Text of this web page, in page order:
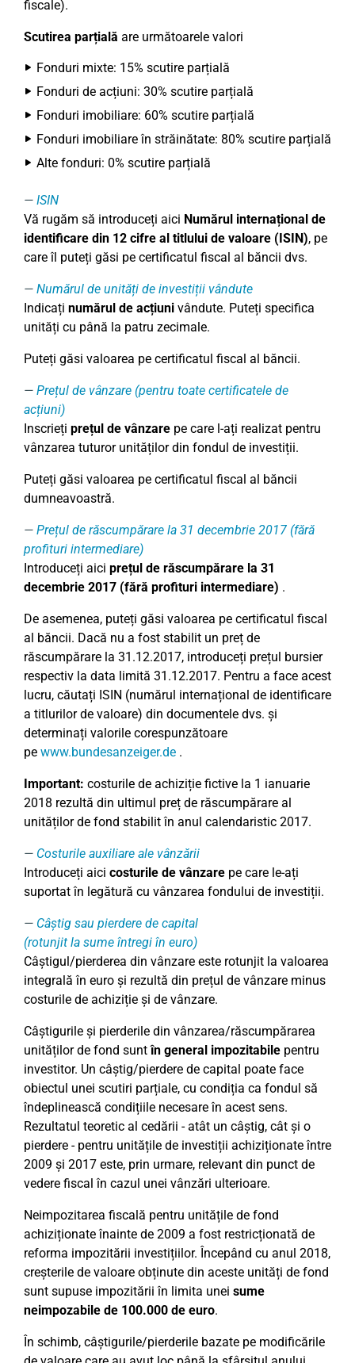
fiscale).
Scutirea parțială are următoarele valori
Fonduri mixte: 15% scutire parțială
Fonduri de acțiuni: 30% scutire parțială
Fonduri imobiliare: 60% scutire parțială
Fonduri imobiliare în străinătate: 80% scutire parțială
Alte fonduri: 0% scutire parțială
ISIN
Vă rugăm să introduceți aici Numărul internațional de
identificare din 12 cifre al titlului de valoare (ISIN), pe
care îl puteți găsi pe certificatul fiscal al băncii dvs.
Numărul de unități de investiții vândute
Indicați numărul de acțiuni vândute. Puteți specifica
unități cu până la patru zecimale.
Puteți găsi valoarea pe certificatul fiscal al băncii.
Prețul de vânzare (pentru toate certificatele de
acțiuni)
Inscrieți prețul de vânzare pe care l-ați realizat pentru
vânzarea tuturor unităților din fondul de investiții.
Puteți găsi valoarea pe certificatul fiscal al băncii
dumneavoastră.
Prețul de răscumpărare la 31 decembrie 2017 (fără
profituri intermediare)
Introduceți aici prețul de răscumpărare la 31
decembrie 2017 (fără profituri intermediare) .
De asemenea, puteți găsi valoarea pe certificatul fiscal
al băncii. Dacă nu a fost stabilit un preț de
răscumpărare la 31.12.2017, introduceți prețul bursier
respectiv la data limită 31.12.2017. Pentru a face acest
lucru, căutați ISIN (numărul internațional de identificare
a titlurilor de valoare) din documentele dvs. și
determinați valorile corespunzătoare
pe www.bundesanzeiger.de .
Important: costurile de achiziție fictive la 1 ianuarie
2018 rezultă din ultimul preț de răscumpărare al
unităților de fond stabilit în anul calendaristic 2017.
Costurile auxiliare ale vânzării
Introduceți aici costurile de vânzare pe care le-ați
suportat în legătură cu vânzarea fondului de investiții.
Câștig sau pierdere de capital
(rotunjit la sume întregi în euro)
Câștigul/pierderea din vânzare este rotunjit la valoarea
integrală în euro și rezultă din prețul de vânzare minus
costurile de achiziție și de vânzare.
Câștigurile și pierderile din vânzarea/răscumpărarea
unităților de fond suntîn general impozitabile pentru
investitor. Un câștig/pierdere de capital poate face
obiectul unei scutiri parțiale, cu condiția ca fondul să
îndeplinească condițiile necesare în acest sens.
Rezultatul teoretic al cedării - atât un câștig, cât și o
pierdere - pentru unitățile de investiții achiziționate între
2009 și 2017 este, prin urmare, relevant din punct de
vedere fiscal în cazul unei vânzări ulterioare.
Neimpozitarea fiscală pentru unitățile de fond
achiziționate înainte de 2009 a fost restricționată de
reforma impozitării investițiilor. Începând cu anul 2018,
creșterile de valoare obținute din aceste unități de fond
sunt supuse impozitării în limita unei sume
neimpozabile de 100.000 de euro.
În schimb, câștigurile/pierderile bazate pe modificările